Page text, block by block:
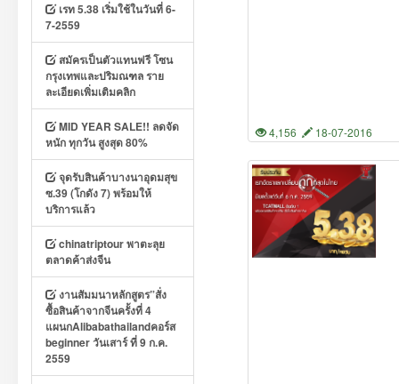
เรท 5.38 เริ่มใช้ในวันที่ 6-
7-2559
สมัครเป็นตัวแทนฟรี โซน
กรุงเทพและปริมณฑล ราย
ละเอียดเพิ่มเติมคลิก
MID YEAR SALE!! ลดจัด
หนัก ทุกวัน สูงสุด 80%
จุดรับสินค้าบางนาอุดมสุข
ซ.39 (โกดัง 7) พร้อมให้
บริการแล้ว
chinatriptour พาตะลุย
ตลาดค้าส่งจีน
งานสัมมนาหลักสูตร”สั่ง
ซื้อสินค้าจากจีนครั้งที่ 4
แผนกAlibabathailandคอร์ส
beginner วันเสาร์ ที่ 9 ก.ค.
2559
4,156 18-07-2016